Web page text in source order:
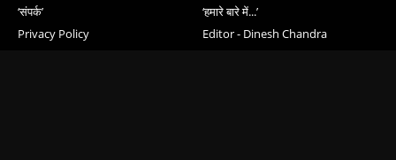
‘संपर्क’
‘हमारे बारे में...’
Privacy Policy
Editor - Dinesh Chandra